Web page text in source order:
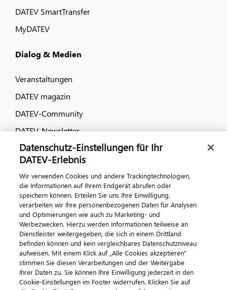
DATEV SmartTransfer
MyDATEV
Dialog & Medien
Veranstaltungen
DATEV magazin
DATEV-Community
DATEV-Newsletter
Kontaktieren Sie uns
© 2026 DATEV eG
ImpressumDatenschutzAGB Kontakt
Cookie-Einstellungen
Datenschutz-Einstellungen für Ihr
DATEV-Erlebnis
Wir verwenden Cookies und andere Trackingtechnologien,
die Informationen auf Ihrem Endgerät abrufen oder
speichern können. Erteilen Sie uns Ihre Einwilligung,
verarbeiten wir Ihre personenbezogenen Daten für Analysen
und Optimierungen wie auch zu Marketing- und
Werbezwecken. Hierzu werden Informationen teilweise an
Dienstleister weitergegeben, die sich in einem Drittland
befinden können und kein vergleichbares Datenschutzniveau
aufweisen. Mit einem Klick auf „Alle Cookies akzeptieren"
stimmen Sie diesen Verarbeitungen und der Weitergabe
Ihrer Daten zu. Sie können Ihre Einwilligung jederzeit in den
Cookie-Einstellungen im Footer widerrufen. Klicken Sie auf